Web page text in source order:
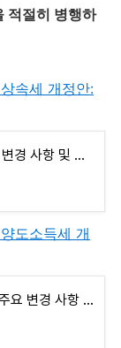
적절히 병행하
속세 개정안:
2025년 상속세 개정안: 주요 변경 사항 및 절세 전략
도소득세 개
2025년 양도소득세 개정안: 주요 변경 사항 및 절세 전략